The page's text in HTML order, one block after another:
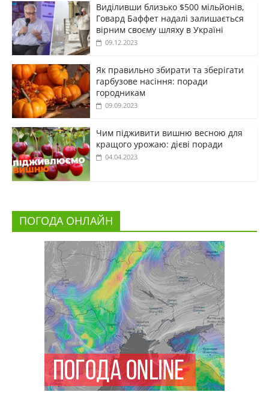
Виділивши близько $500 мільйонів,
Говард Баффет надалі залишається
вірним своєму шляху в Україні
09.12.2023
Як правильно збирати та зберігати
гарбузове насіння: поради
городникам
09.09.2023
Чим підживити вишню весною для
кращого урожаю: дієві поради
04.04.2023
ПОГОДА ОНЛАЙН